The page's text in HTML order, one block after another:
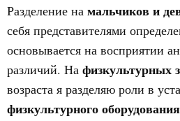
Разделение на мальчиков и
себя представителями
основывается на восприятии
различий. На физкультурных
возраста я разделяю роли в
физкультурного оборудования